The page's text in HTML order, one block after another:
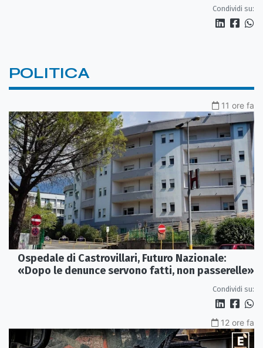
Condividi su:
POLITICA
11 ore fa
Ospedale di Castrovillari, Futuro Nazionale:
«Dopo le denunce servono fatti, non passerelle»
Condividi su:
12 ore fa